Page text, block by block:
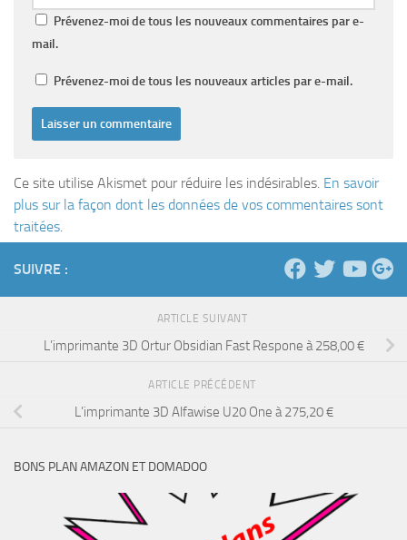
Prévenez-moi de tous les nouveaux commentaires par e-
mail.
Prévenez-moi de tous les nouveaux articles par e-mail.
Ce site utilise Akismet pour réduire les indésirables. En savoir
plus sur la façon dont les données de vos commentaires sont
traitées.
SUIVRE :
ARTICLE SUIVANT
L’imprimante 3D Ortur Obsidian Fast Respone à 258,00 €
ARTICLE PRÉCÉDENT
L’imprimante 3D Alfawise U20 One à 275,20 €
BONS PLAN AMAZON ET DOMADOO